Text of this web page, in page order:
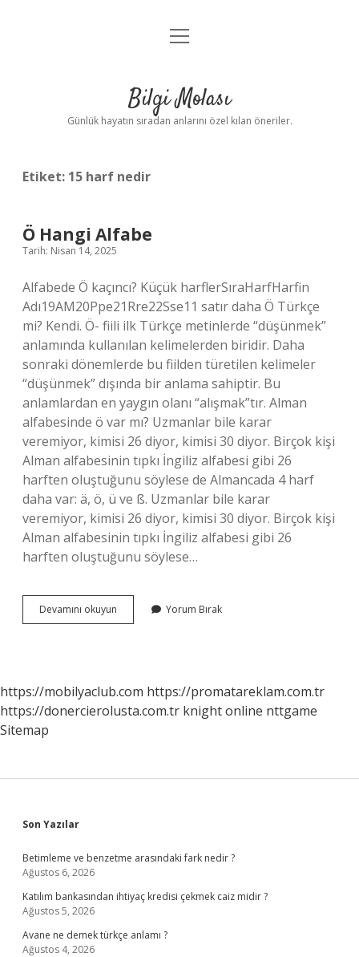
Anasayfa
Yasal Uyarı
menüyü
Bilgi Molası
Günlük hayatın sıradan anlarını özel kılan öneriler.
Etiket: 15 harf nedir
Ö Hangi Alfabe
Tarih: Nisan 14, 2025
Alfabede Ö kaçıncı? Küçük harflerSıraHarfHarfin
Adı19AM20Ppe21Rre22Sse11 satır daha Ö Türkçe
mi? Kendi. Ö- fiili ilk Türkçe metinlerde “düşünmek”
anlamında kullanılan kelimelerden biridir. Daha
sonraki dönemlerde bu fiilden türetilen kelimeler
“düşünmek” dışında bir anlama sahiptir. Bu
anlamlardan en yaygın olanı “alışmak”tır. Alman
alfabesinde ö var mı? Uzmanlar bile karar
veremiyor, kimisi 26 diyor, kimisi 30 diyor. Birçok kişi
Alman alfabesinin tıpkı İngiliz alfabesi gibi 26
harften oluştuğunu söylese de Almancada 4 harf
daha var: ä, ö, ü ve ß. Uzmanlar bile karar
veremiyor, kimisi 26 diyor, kimisi 30 diyor. Birçok kişi
Alman alfabesinin tıpkı İngiliz alfabesi gibi 26
harften oluştuğunu söylese…
Devamını okuyun
Hangi
Yorum Bırak
https://mobilyaclub.com https://promatareklam.com.tr
https://donercierolusta.com.tr knight online nttgame
Sitemap
Sidebar
Son Yazılar
Betimleme ve benzetme arasındaki fark nedir ?
Ağustos 6, 2026
Katılım bankasından ihtiyaç kredisi çekmek caiz midir ?
Ağustos 5, 2026
Avane ne demek türkçe anlamı ?
Ağustos 4, 2026